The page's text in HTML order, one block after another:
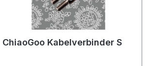
ChiaoGoo Kabelverbinder S